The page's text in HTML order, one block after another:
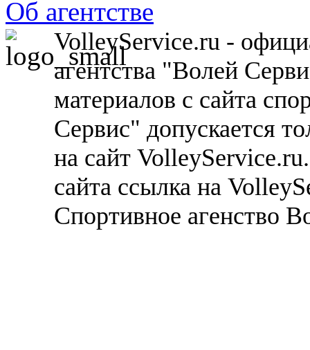
Об агентстве
VolleyService.ru -
агентства "Волей
материалов с сайта
Сервис" допускается
на сайт
сайта ссылка на
Спортивное агенство